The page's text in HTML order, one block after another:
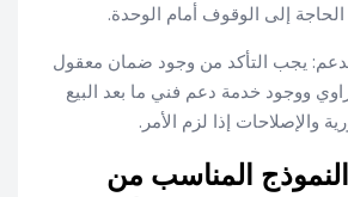
إلى الوقوف أمام الوحدة.
يجب التأكد من وجود ضمان معقول
ووجود خدمة دعم فني ما بعد البيع
والإصلاحات إذا لزم الأمر.
النموذج المناسب من